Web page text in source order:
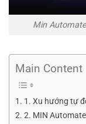
Min
Main Content
1. Xu hướng tự
2. MIN